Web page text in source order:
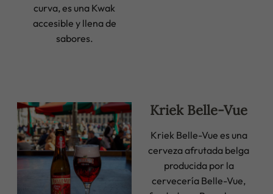
curva, es una Kwak
accesible y llena de
sabores.
Kriek Belle-Vue
Kriek Belle-Vue es una
cerveza afrutada belga
producida por la
cervecería Belle-Vue,